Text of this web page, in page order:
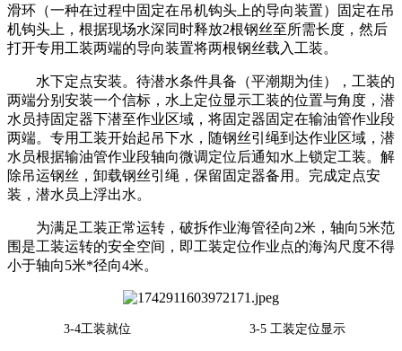
滑环（一种在过程中固定在吊机钩头上的导向装置）固定在吊
机钩头上，根据现场水深同时释放2根钢丝至所需长度，然后
打开专用工装两端的导向装置将两根钢丝载入工装。
水下定点安装。待潜水条件具备（平潮期为佳），工装的
两端分别安装一个信标，水上定位显示工装的位置与角度，潜
水员持固定器下潜至作业区域，将固定器固定在输油管作业段
两端。专用工装开始起吊下水，随钢丝引绳到达作业区域，潜
水员根据输油管作业段轴向微调定位后通知水上锁定工装。解
除吊运钢丝，卸载钢丝引绳，保留固定器备用。完成定点安
装，潜水员上浮出水。
为满足工装正常运转，破拆作业海管径向2米，轴向5米范
围是工装运转的安全空间，即工装定位作业点的海沟尺度不得
小于轴向5米*径向4米。
3-4工装就位 3-5 工装定位显示